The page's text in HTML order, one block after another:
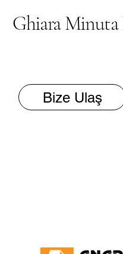
Ghiara
Bize Ulaş